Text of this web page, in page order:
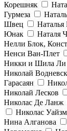
Корешняк
Гурмеза
Швец
Юнак
Наталя
Нелли Блок,
Ненси Ван-Плет
Никки и Шила Ли
Николай
Гарасаян
Николай Лесков
Николас Де Ланж
Николас
Нина Алганова